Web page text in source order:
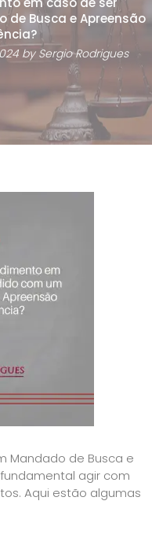
de Busca e Apreensão
by Sergio Rodrigues
Mandado de Busca e
agir com
Aqui estão algumas